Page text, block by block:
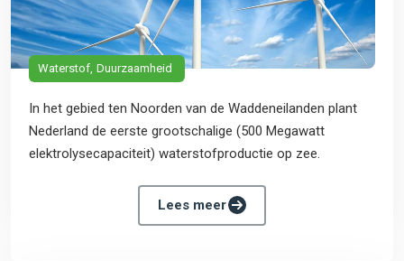
Waterstof Duurzaamheid
In het gebied ten Noorden van de Waddeneilanden plant
Nederland de eerste grootschalige (500 Megawatt
elektrolysecapaciteit) waterstofproductie op zee.
Lees meer